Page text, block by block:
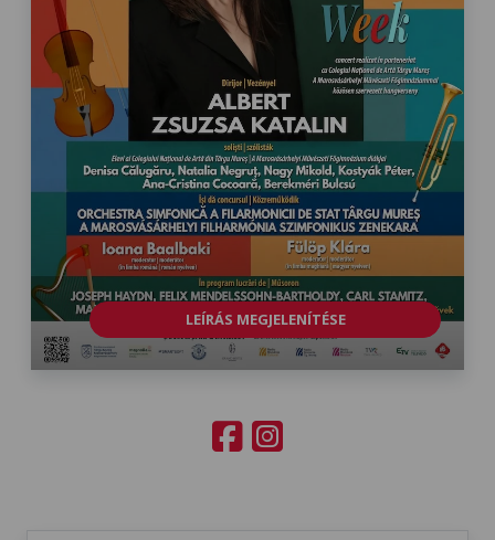
LEÍRÁS MEGJELENÍTÉSE